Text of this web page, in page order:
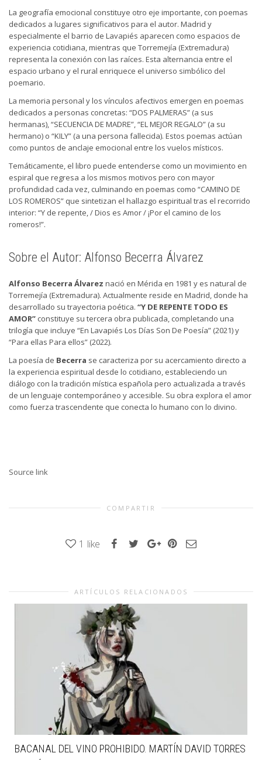
La geografía emocional constituye otro eje importante, con poemas
dedicados a lugares significativos para el autor. Madrid y
especialmente el barrio de Lavapiés aparecen como espacios de
experiencia cotidiana, mientras que Torremejía (Extremadura)
representa la conexión con las raíces. Esta alternancia entre el
espacio urbano y el rural enriquece el universo simbólico del
poemario.
La memoria personal y los vínculos afectivos emergen en poemas
dedicados a personas concretas: “DOS PALMERAS” (a sus
hermanas), “SECUENCIA DE MADRE”, “EL MEJOR REGALO” (a su
hermano) o “KILY” (a una persona fallecida). Estos poemas actúan
como puntos de anclaje emocional entre los vuelos místicos.
Temáticamente, el libro puede entenderse como un movimiento en
espiral que regresa a los mismos motivos pero con mayor
profundidad cada vez, culminando en poemas como “CAMINO DE
LOS ROMEROS” que sintetizan el hallazgo espiritual tras el recorrido
interior: “Y de repente, / Dios es Amor / ¡Por el camino de los
romeros!”.
Sobre el Autor: Alfonso Becerra Álvarez
Alfonso Becerra Álvarez nació en Mérida en 1981 y es natural de
Torremejía (Extremadura). Actualmente reside en Madrid, donde ha
desarrollado su trayectoria poética. “Y DE REPENTE TODO ES
AMOR” constituye su tercera obra publicada, completando una
trilogía que incluye “En Lavapiés Los Días Son De Poesía” (2021) y
“Para ellas Para ellos” (2022).
La poesía de Becerra se caracteriza por su acercamiento directo a
la experiencia espiritual desde lo cotidiano, estableciendo un
diálogo con la tradición mística española pero actualizada a través
de un lenguaje contemporáneo y accesible. Su obra explora el amor
como fuerza trascendente que conecta lo humano con lo divino.
Source link
COMPARTIR
1 like
ARTÍCULOS RELACIONADOS
BACANAL DEL VINO PROHIBIDO. MARTÍN DAVID TORRES